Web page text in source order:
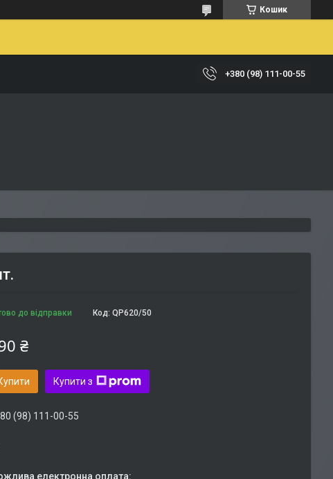
Кошик
+380 (98) 111-00-55
до відправки Код: QP620/50
₴
Купити з
(98) 111-00-55